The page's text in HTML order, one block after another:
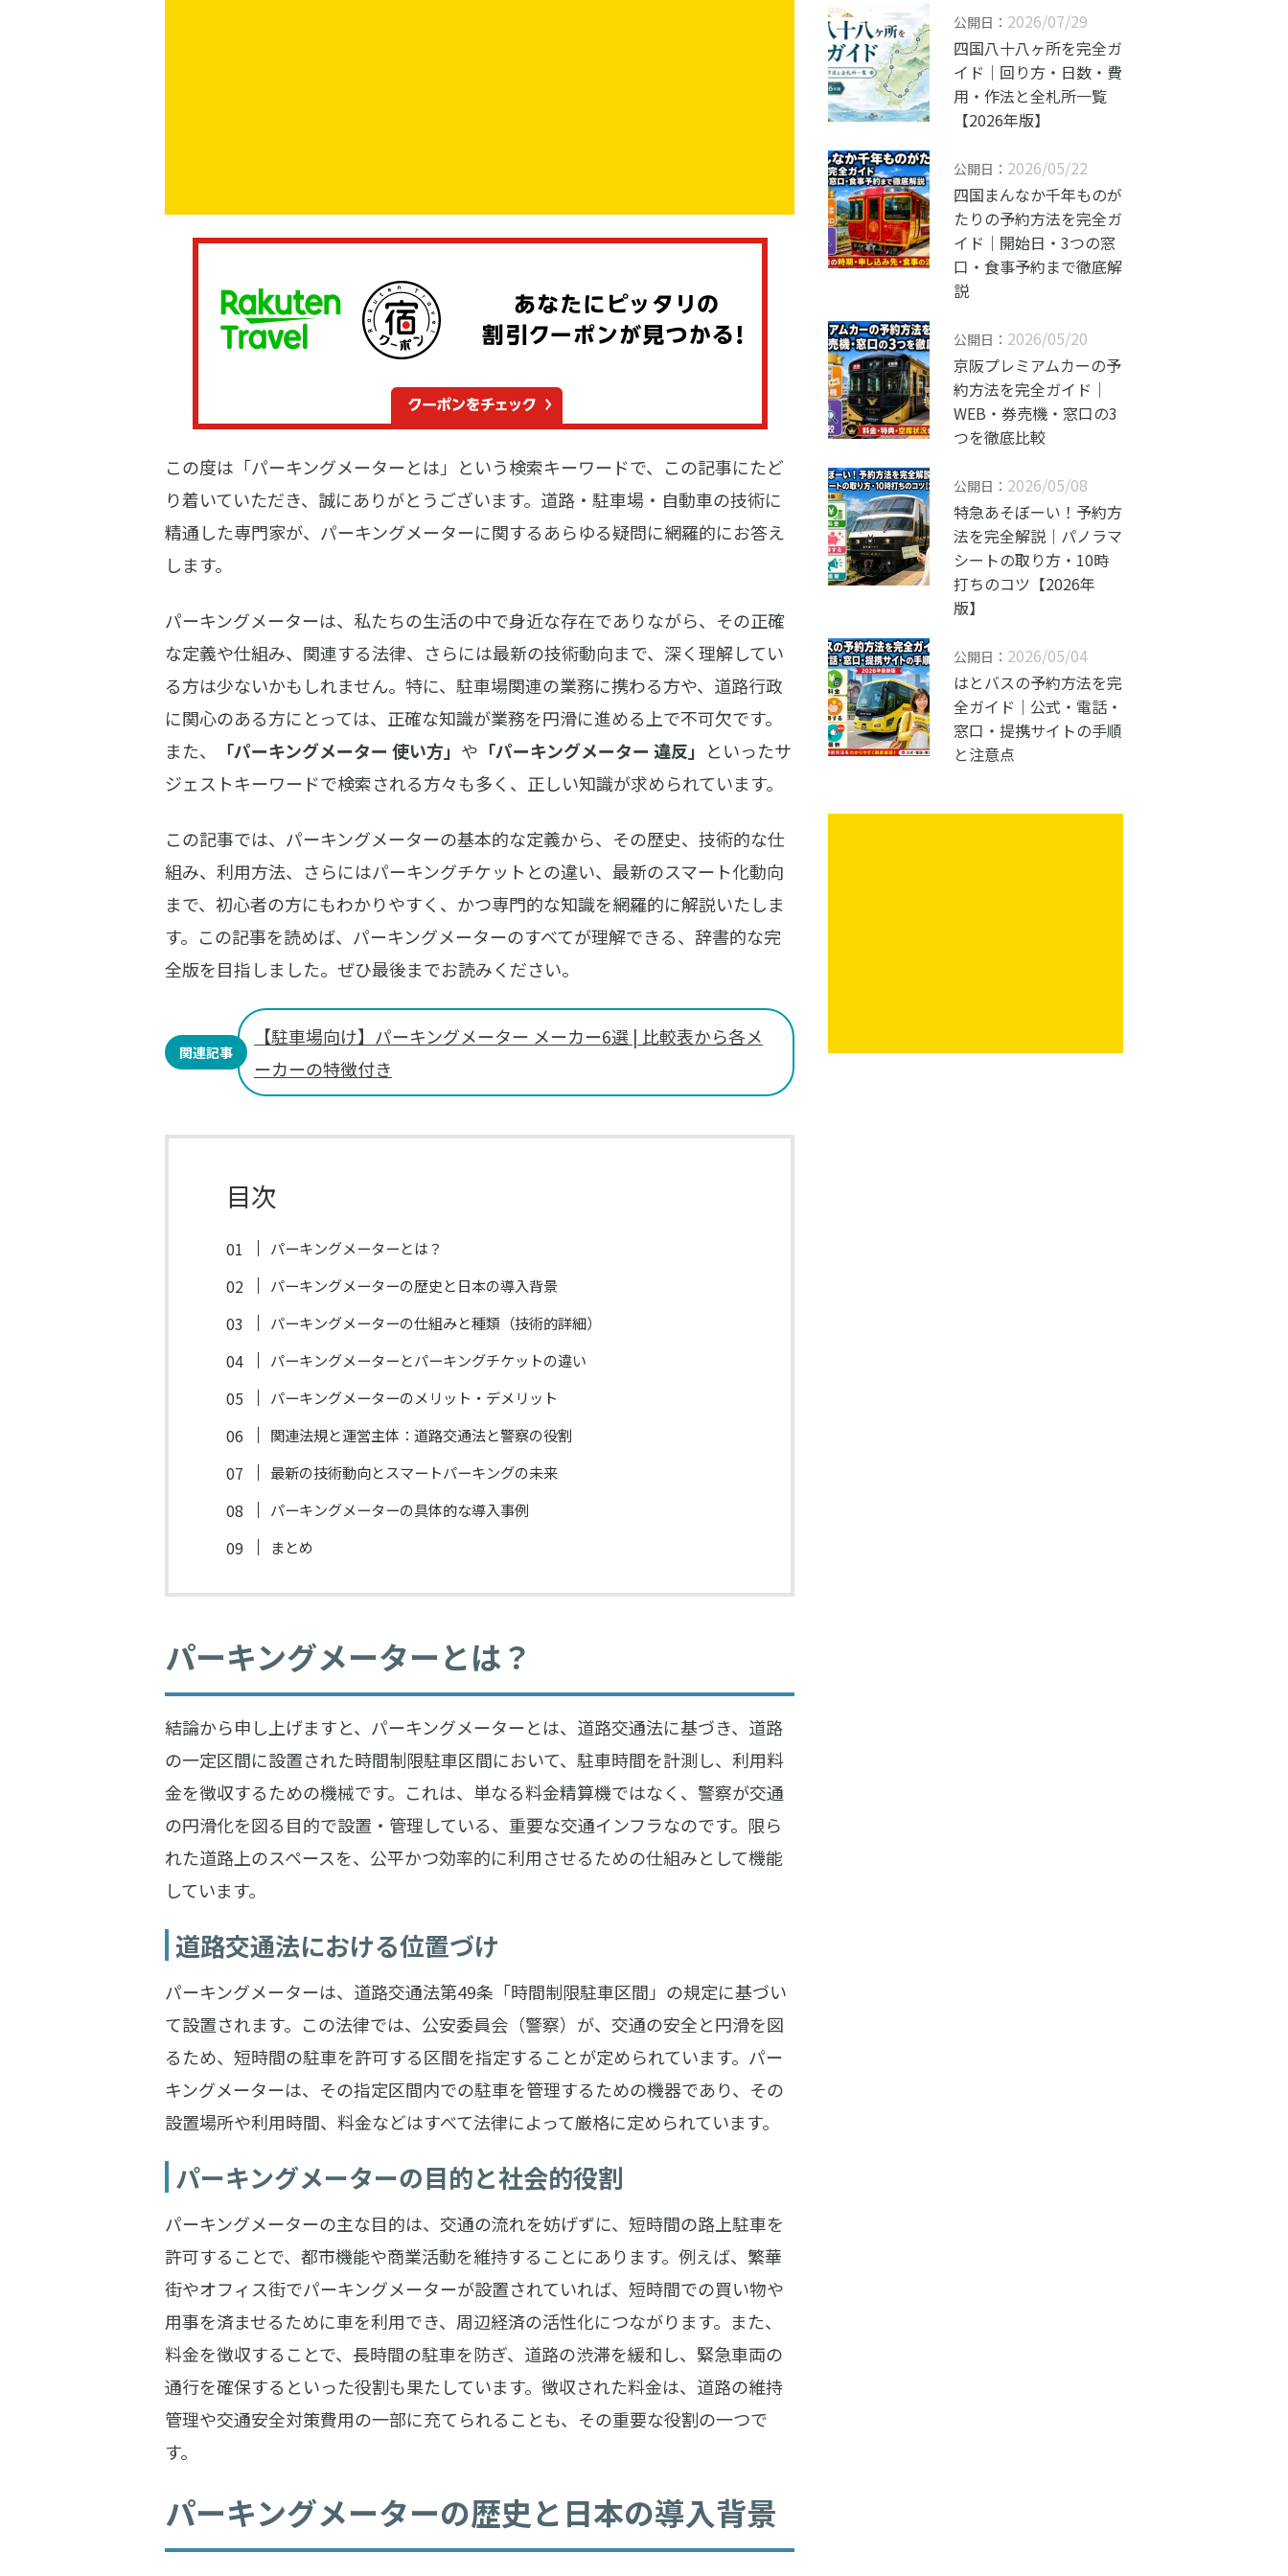
この度は「パーキングメーターとは」という検索キーワードで、この記事にたど
り着いていただき、誠にありがとうございます。道路・駐車場・自動車の技術に
精通した専門家が、パーキングメーターに関するあらゆる疑問に網羅的にお答え
します。
パーキングメーターは、私たちの生活の中で身近な存在でありながら、その正確
な定義や仕組み、関連する法律、さらには最新の技術動向まで、深く理解してい
る方は少ないかもしれません。特に、駐車場関連の業務に携わる方や、道路行政
に関心のある方にとっては、正確な知識が業務を円滑に進める上で不可欠です。
また、
「パーキングメーター 使い方」 や 「パーキングメーター 違反」 といったサ
ジェストキーワードで検索される方々も多く、正しい知識が求められています。
この記事では、パーキングメーターの基本的な定義から、その歴史、技術的な仕
組み、利用方法、さらにはパーキングチケットとの違い、最新のスマート化動向
まで、初心者の方にもわかりやすく、かつ専門的な知識を網羅的に解説いたしま
す。この記事を読めば、パーキングメーターのすべてが理解できる、辞書的な完
全版を目指しました。ぜひ最後までお読みください。
関連記事
【駐車場向け】パーキングメーター メーカー6選 | 比較表から各メ
ーカーの特徴付き
目次
パーキングメーターとは？
パーキングメーターの歴史と日本の導入背景
パーキングメーターの仕組みと種類（技術的詳細）
パーキングメーターとパーキングチケットの違い
パーキングメーターのメリット・デメリット
関連法規と運営主体：道路交通法と警察の役割
最新の技術動向とスマートパーキングの未来
パーキングメーターの具体的な導入事例
まとめ
パーキングメーターとは？
結論から申し上げますと、パーキングメーターとは、道路交通法に基づき、道路
の一定区間に設置された時間制限駐車区間において、駐車時間を計測し、利用料
金を徴収するための機械です。これは、単なる料金精算機ではなく、警察が交通
の円滑化を図る目的で設置・管理している、重要な交通インフラなのです。限ら
れた道路上のスペースを、公平かつ効率的に利用させるための仕組みとして機能
しています。
道路交通法における位置づけ
パーキングメーターは、道路交通法第49条「時間制限駐車区間」の規定に基づい
て設置されます。この法律では、公安委員会（警察）が、交通の安全と円滑を図
るため、短時間の駐車を許可する区間を指定することが定められています。パー
キングメーターは、その指定区間内での駐車を管理するための機器であり、その
設置場所や利用時間、料金などはすべて法律によって厳格に定められています。
パーキングメーターの目的と社会的役割
パーキングメーターの主な目的は、交通の流れを妨げずに、短時間の路上駐車を
許可することで、都市機能や商業活動を維持することにあります。例えば、繁華
街やオフィス街でパーキングメーターが設置されていれば、短時間での買い物や
用事を済ませるために車を利用でき、周辺経済の活性化につながります。また、
料金を徴収することで、長時間の駐車を防ぎ、道路の渋滞を緩和し、緊急車両の
通行を確保するといった役割も果たしています。徴収された料金は、道路の維持
管理や交通安全対策費用の一部に充てられることも、その重要な役割の一つで
す。
パーキングメーターの歴史と日本の導入背景
公開日： 2026/07/29
四国八十八ヶ所を完全ガ
イド｜回り方・日数・費
用・作法と全札所一覧
【2026年版】
公開日： 2026/05/22
四国まんなか千年ものが
たりの予約方法を完全ガ
イド｜開始日・3つの窓
口・食事予約まで徹底解
説
公開日： 2026/05/20
京阪プレミアムカーの予
約方法を完全ガイド｜
WEB・券売機・窓口の3
つを徹底比較
公開日： 2026/05/08
特急あそぼーい！予約方
法を完全解説｜パノラマ
シートの取り方・10時
打ちのコツ【2026年
版】
公開日： 2026/05/04
はとバスの予約方法を完
全ガイド｜公式・電話・
窓口・提携サイトの手順
と注意点